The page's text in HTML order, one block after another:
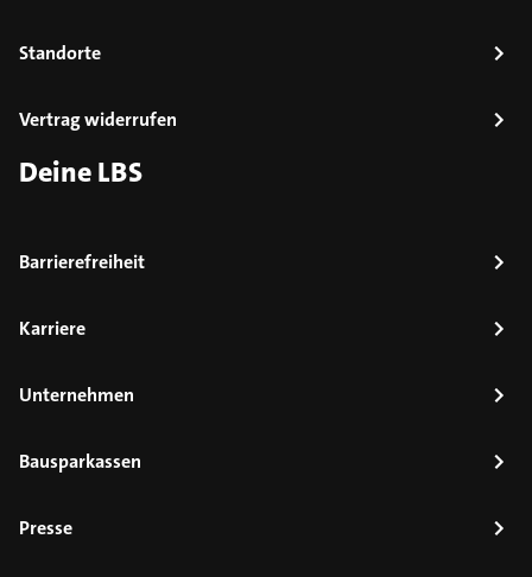
Standorte
Vertrag widerrufen
Deine LBS
Barrierefreiheit
Karriere
Unternehmen
Bausparkassen
Presse